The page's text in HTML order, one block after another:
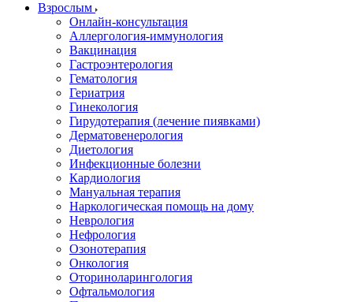
Взрослым
Онлайн-консультация
Аллергология-иммунология
Вакцинация
Гастроэнтерология
Гематология
Гериатрия
Гинекология
Гирудотерапия (лечение пиявками)
Дерматовенерология
Диетология
Инфекционные болезни
Кардиология
Мануальная терапия
Наркологическая помощь на дому
Неврология
Нефрология
Озонотерапия
Онкология
Оториноларингология
Офтальмология